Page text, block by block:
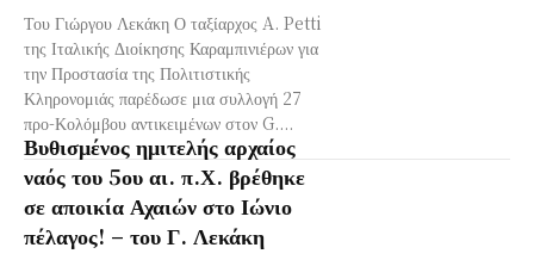
Του Γιώργου Λεκάκη Ο ταξίαρχος A. Petti
της Ιταλικής Διοίκησης Καραμπινιέρων για
την Προστασία της Πολιτιστικής
Κληρονομιάς παρέδωσε μια συλλογή 27
προ-Κολόμβου αντικειμένων στον G....
Βυθισμένος ημιτελής αρχαίος
ναός του 5ου αι. π.Χ. βρέθηκε
σε αποικία Αχαιών στο Ιώνιο
πέλαγος! – του Γ. Λεκάκη